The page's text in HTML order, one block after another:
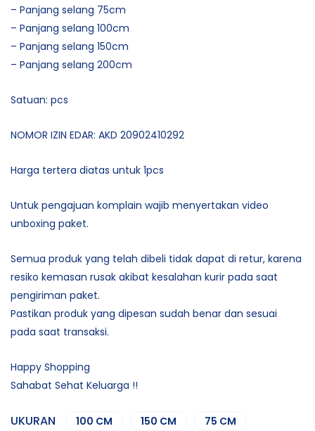
– Panjang selang 75cm
– Panjang selang 100cm
– Panjang selang 150cm
– Panjang selang 200cm
Satuan: pcs
NOMOR IZIN EDAR: AKD 20902410292
Harga tertera diatas untuk 1pcs
Untuk pengajuan komplain wajib menyertakan video
unboxing paket.
Semua produk yang telah dibeli tidak dapat di retur, karena
resiko kemasan rusak akibat kesalahan kurir pada saat
pengiriman paket.
Pastikan produk yang dipesan sudah benar dan sesuai
pada saat transaksi.
Happy Shopping
Sahabat Sehat Keluarga !!
UKURAN 100 CM 150 CM 75 CM